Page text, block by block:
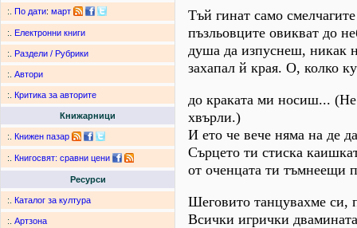
:. По дати: март
:. Електронни книги
:. Раздели / Рубрики
:. Автори
:. Критика за авторите
Книжарници
:. Книжен пазар
:. Книгосвят: сравни цени
Ресурси
:. Каталог за култура
:. Артзона
Тъй гинат само
пъзльовците овикват до
душа да изпуснеш, никак
захапал й края. О, колко
до краката ми носиш... (Не
хвърли.)
И ето че вече няма на де
Сърцето ти стиска
от оченцата ти тъмнеещи
Шеговито танцувахме си,
Всички игрички